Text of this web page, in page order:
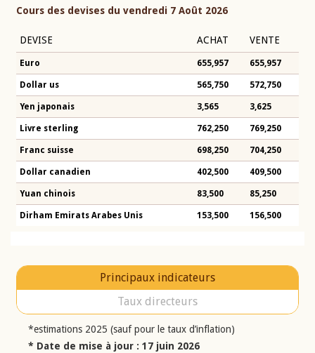
Cours des devises du vendredi 7 Août 2026
DEVISE ACHAT VENTE
Euro 655,957 655,957
Dollar us 565,750 572,750
Yen japonais 3,565 3,625
Livre sterling 762,250 769,250
Franc suisse 698,250 704,250
Dollar canadien 402,500 409,500
Yuan chinois 83,500 85,250
Dirham Emirats Arabes Unis 153,500 156,500
Principaux indicateurs
Taux directeurs
*estimations 2025 (sauf pour le taux d’inflation)
* Date de mise à jour : 17 juin 2026